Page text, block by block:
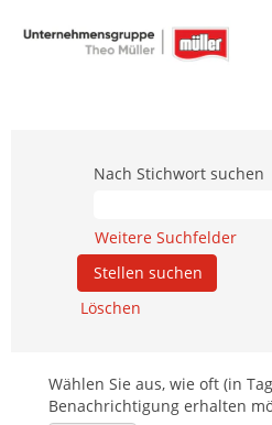
Nach Stichwort suchen
Weitere Suchfelder
Löschen
Wählen Sie aus, wie oft (in
Benachrichtigung erhalten